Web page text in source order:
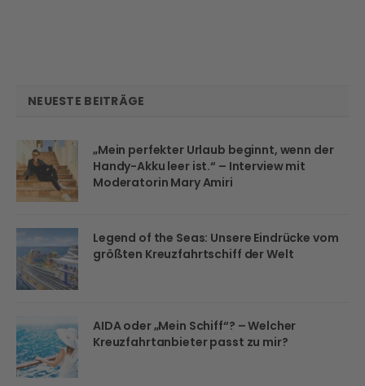
NEUESTE BEITRÄGE
„Mein perfekter Urlaub beginnt, wenn der
Handy-Akku leer ist.“ – Interview mit
Moderatorin Mary Amiri
Legend of the Seas: Unsere Eindrücke vom
größten Kreuzfahrtschiff der Welt
AIDA oder „Mein Schiff“? – Welcher
Kreuzfahrtanbieter passt zu mir?